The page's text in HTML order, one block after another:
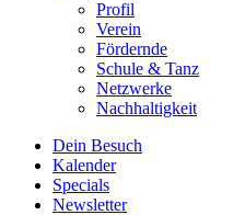
Profil
Verein
Fördernde
Schule & Tanz
Netzwerke
Nachhaltigkeit
Dein Besuch
Kalender
Specials
Newsletter